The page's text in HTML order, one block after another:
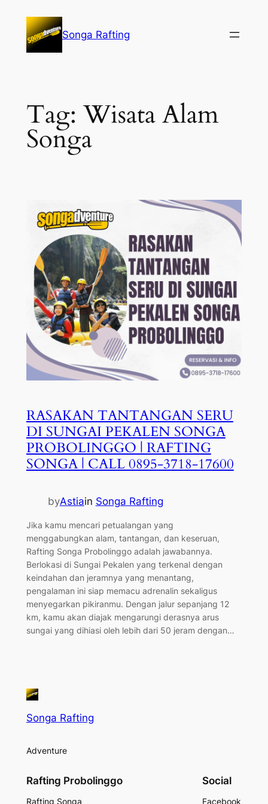
konten
Songa Rafting
Tag:Wisata Alam
Songa
RASAKAN TANTANGAN SERU
DI SUNGAI PEKALEN SONGA
PROBOLINGGO | RAFTING
SONGA | CALL 0895-3718-17600
byAstiain Songa Rafting
Jika kamu mencari petualangan yang
menggabungkan alam, tantangan, dan keseruan,
Rafting Songa Probolinggo adalah jawabannya.
Berlokasi di Sungai Pekalen yang terkenal dengan
keindahan dan jeramnya yang menantang,
pengalaman ini siap memacu adrenalin sekaligus
menyegarkan pikiranmu. Dengan jalur sepanjang 12
km, kamu akan diajak mengarungi derasnya arus
sungai yang dihiasi oleh lebih dari 50 jeram dengan…
Songa Rafting
Adventure
Rafting Probolinggo
Rafting Songa
Social
Facebook